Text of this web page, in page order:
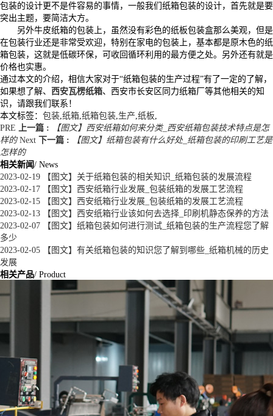
包装的设计更不是件容易的事情，一般我们纸箱包装的设计，首先就是要
突出主题，要简洁大方。
另外牛皮纸箱的包装上，虽然没有彩色的纸板包装盒那么美观，但是
在包装行业还是非常受欢迎，特别在家电的包装上，基本都是原木色的纸
箱包装，这就是低碳环保，可收回循环利用的最方便之处。另外还有就是
价格也实惠。
通过本文的介绍，相信大家对于“纸箱包装的生产过程”有了一定的了解，
如果想了解、 西安瓦楞纸箱、西安市长安区同力纸箱厂等其他相关的知
识，请跟我们联系！
本文标签： 包装 纸箱 纸箱包装 生产 纸板
PRE
上一篇 :
【图文】西安纸箱如何来分类_西安纸箱包装技术特点是怎
样的 Next 下一篇 :
【图文】纸箱包装有什么好处_纸箱包装的印刷工艺是
怎样的
相关新闻/ News
2023-02-19 【图文】关于纸箱包装的相关知识_纸箱包装的发展流程
2023-02-17 【图文】西安纸箱行业发展_包装纸箱的发展工艺流程
2023-02-15 【图文】西安纸箱行业发展_包装纸箱的发展工艺流程
2023-02-13 【图文】西安纸箱行业该如何去选择_印刷机静态保养的方法
2023-02-07 【图文】纸箱包装如何进行测试_纸箱包装的生产流程您了解
多少
2023-02-05 【图文】有关纸箱包装的知识您了解到哪些_纸箱机械的历史
发展
相关产品/ Product